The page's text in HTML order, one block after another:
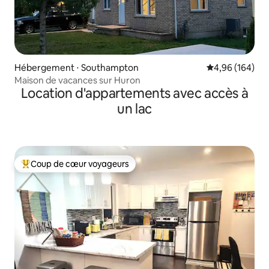
Hébergement ⋅ Southampton Évaluation
4,96 (164)
Maison de vacances sur Huron
Location d'appartements avec accès à
un lac
Coups de cœur voyageurs les plus appréciés
Coup de cœur voyageurs